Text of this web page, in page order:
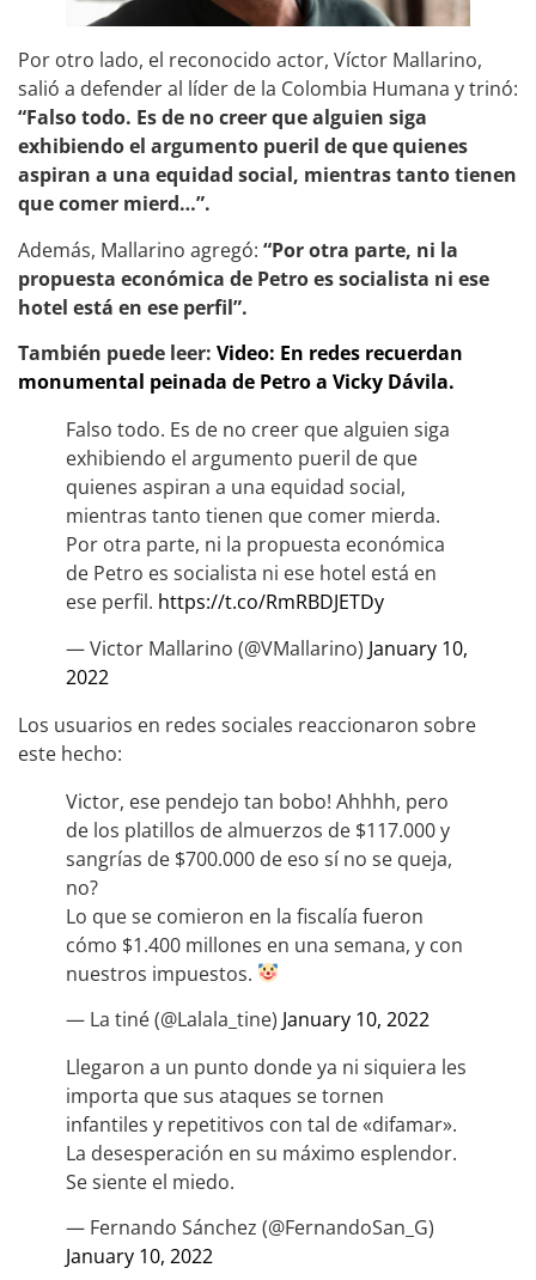
Por otro lado, el reconocido actor, Víctor Mallarino,
salió a defender al líder de la Colombia Humana y trinó:
“Falso todo. Es de no creer que alguien siga
exhibiendo el argumento pueril de que quienes
aspiran a una equidad social, mientras tanto tienen
que comer mierd…”.
Además, Mallarino agregó: “Por otra parte, ni la
propuesta económica de Petro es socialista ni ese
hotel está en ese perfil”.
También puede leer: Video: En redes recuerdan
monumental peinada de Petro a Vicky Dávila.
Falso todo. Es de no creer que alguien siga
exhibiendo el argumento pueril de que
quienes aspiran a una equidad social,
mientras tanto tienen que comer mierda.
Por otra parte, ni la propuesta económica
de Petro es socialista ni ese hotel está en
ese perfil. https://t.co/RmRBDJETDy
— Victor Mallarino (@VMallarino) January 10,
2022
Los usuarios en redes sociales reaccionaron sobre
este hecho:
Victor, ese pendejo tan bobo! Ahhhh, pero
de los platillos de almuerzos de $117.000 y
sangrías de $700.000 de eso sí no se queja,
no?
Lo que se comieron en la fiscalía fueron
cómo $1.400 millones en una semana, y con
nuestros impuestos.
— La tiné (@Lalala_tine) January 10, 2022
Llegaron a un punto donde ya ni siquiera les
importa que sus ataques se tornen
infantiles y repetitivos con tal de «difamar».
La desesperación en su máximo esplendor.
Se siente el miedo.
— Fernando Sánchez (@FernandoSan_G)
January 10, 2022